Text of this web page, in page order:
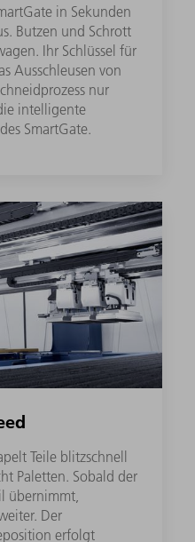
in Sekunden
Butzen und Schrott
Ihr Schlüssel für
Ausschleusen von
nur
intelligente
SmartGate.
Teile blitzschnell
Paletten. Sobald der
übernimmt,
Der
erfolgt